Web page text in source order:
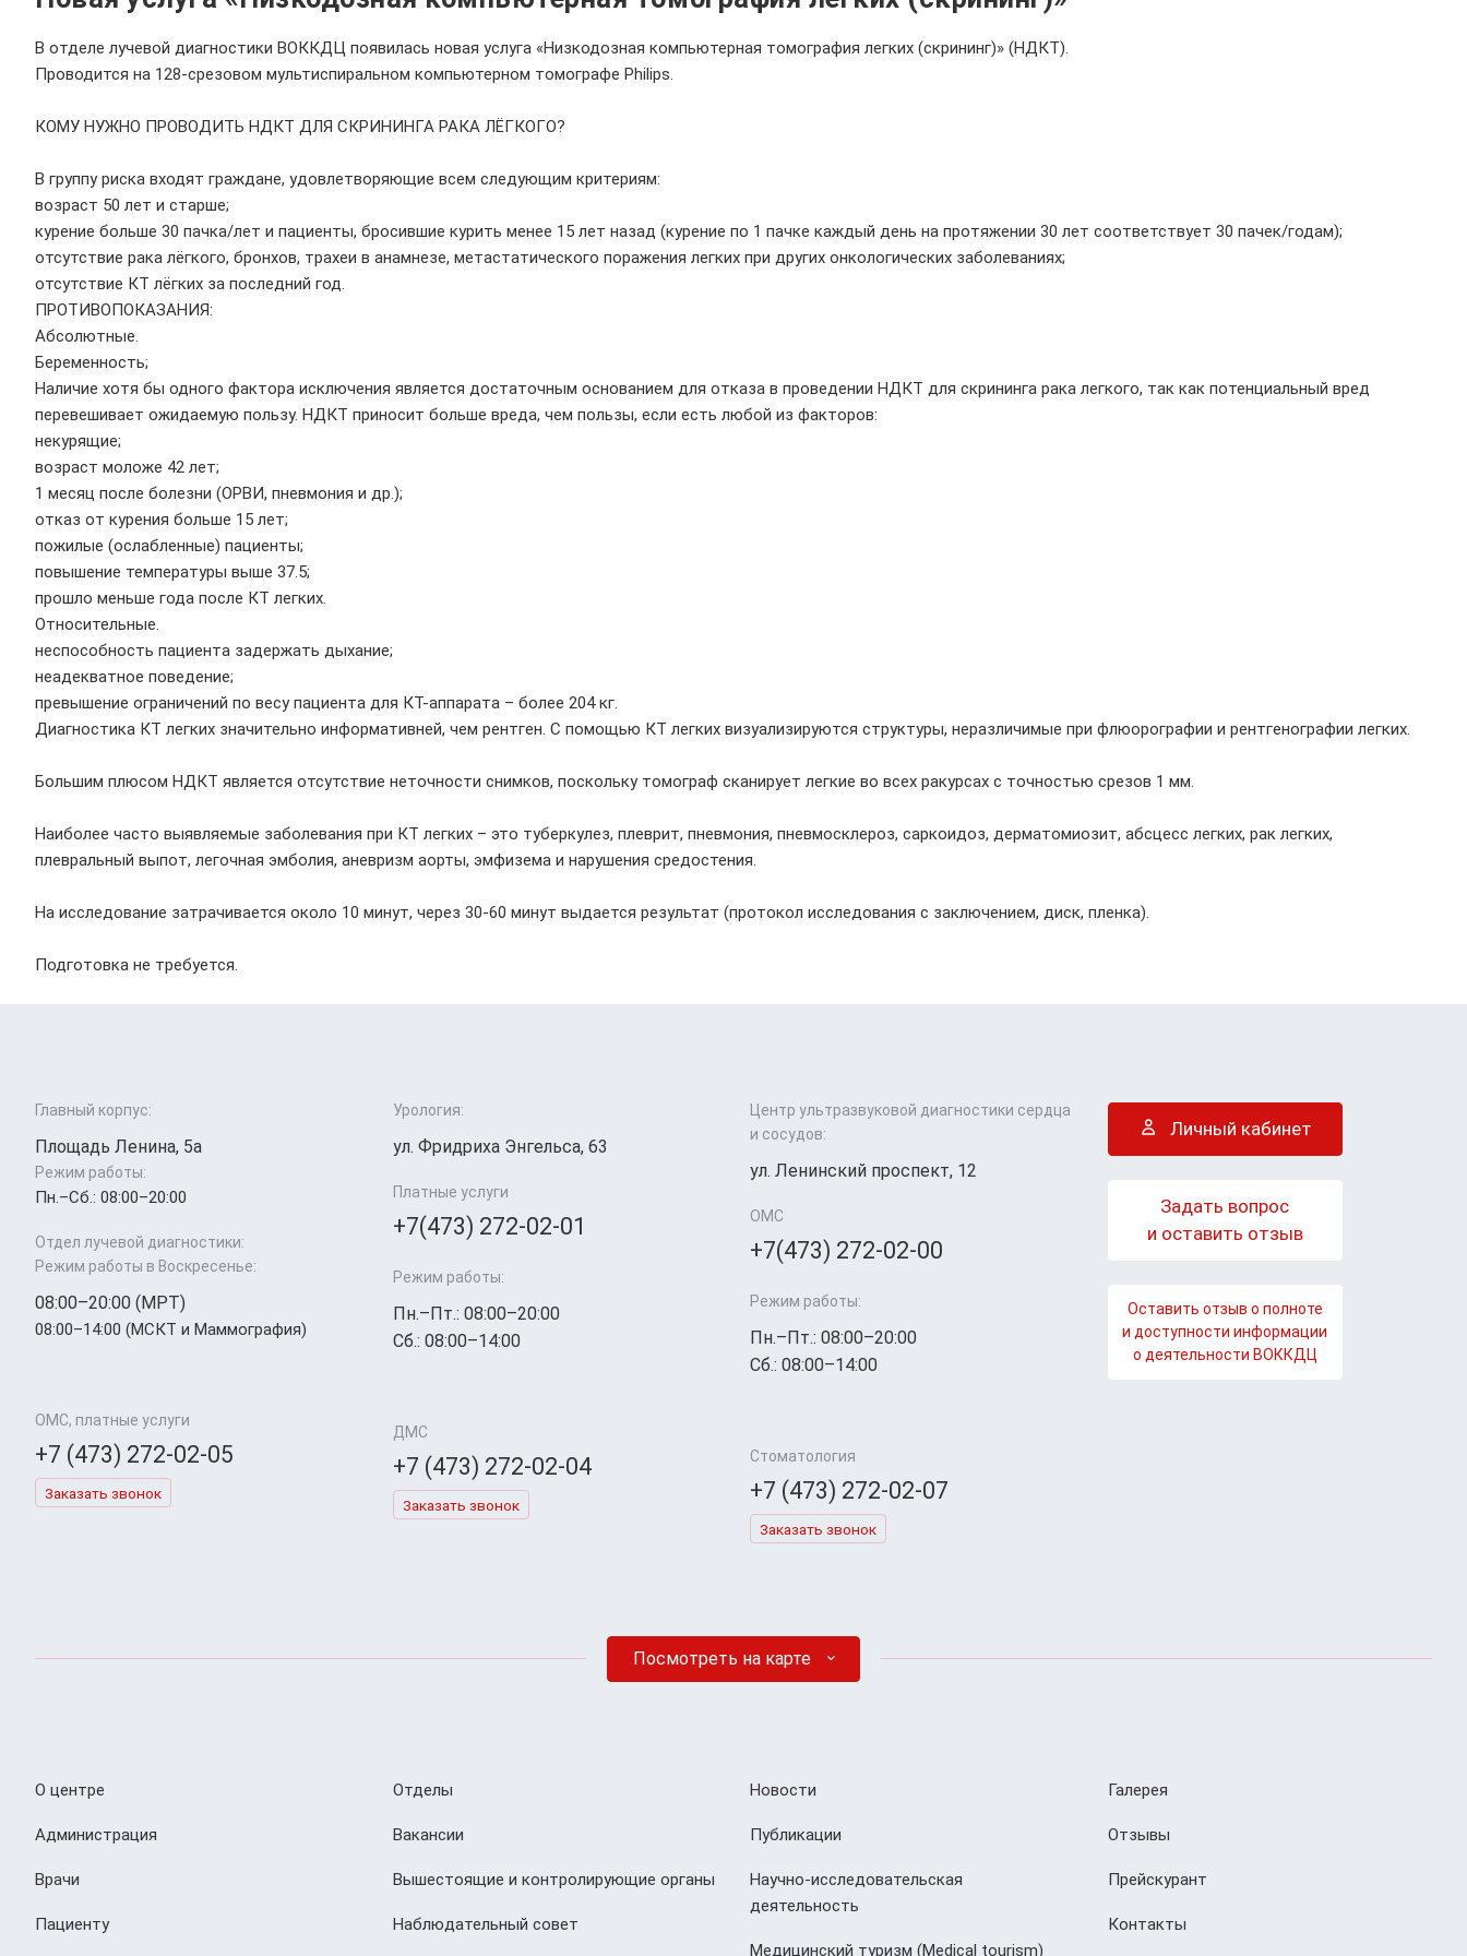
В отделе лучевой диагностики ВОККДЦ появилась новая услуга «Низкодозная компьютерная томография легких (скрининг)» (НДКТ).
Проводится на 128-срезовом мультиспиральном компьютерном томографе Philips.
КОМУ НУЖНО ПРОВОДИТЬ НДКТ ДЛЯ СКРИНИНГА РАКА ЛЁГКОГО?
В группу риска входят граждане, удовлетворяющие всем следующим критериям:
возраст 50 лет и старше;
курение больше 30 пачка/лет и пациенты, бросившие курить менее 15 лет назад (курение по 1 пачке каждый день на протяжении 30 лет соответствует 30 пачек/годам);
отсутствие рака лёгкого, бронхов, трахеи в анамнезе, метастатического поражения легких при других онкологических заболеваниях;
отсутствие КТ лёгких за последний год.
ПРОТИВОПОКАЗАНИЯ:
Абсолютные.
Беременность;
Наличие хотя бы одного фактора исключения является достаточным основанием для отказа в проведении НДКТ для скрининга рака легкого, так как потенциальный вред
перевешивает ожидаемую пользу. НДКТ приносит больше вреда, чем пользы, если есть любой из факторов:
некурящие;
возраст моложе 42 лет;
1 месяц после болезни (ОРВИ, пневмония и др.);
отказ от курения больше 15 лет;
пожилые (ослабленные) пациенты;
повышение температуры выше 37.5;
прошло меньше года после КТ легких.
Относительные.
неспособность пациента задержать дыхание;
неадекватное поведение;
превышение ограничений по весу пациента для КТ-аппарата – более 204 кг.
Диагностика КТ легких значительно информативней, чем рентген. С помощью КТ легких визуализируются структуры, неразличимые при флюорографии и рентгенографии легких.
Большим плюсом НДКТ является отсутствие неточности снимков, поскольку томограф сканирует легкие во всех ракурсах с точностью срезов 1 мм.
Наиболее часто выявляемые заболевания при КТ легких – это туберкулез, плеврит, пневмония, пневмосклероз, саркоидоз, дерматомиозит, абсцесс легких, рак легких,
плевральный выпот, легочная эмболия, аневризм аорты, эмфизема и нарушения средостения.
На исследование затрачивается около 10 минут, через 30-60 минут выдается результат (протокол исследования с заключением, диск, пленка).
Подготовка не требуется.
Главный корпус:
Площадь Ленина, 5а
Режим работы:
Пн.–Cб.: 08:00–20:00
Отдел лучевой диагностики:
Режим работы в Воскресенье:
08:00–20:00 (МРТ)
08:00–14:00 (МСКТ и Маммография)
ОМС, платные услуги
+7 (473) 272-02-05
Заказать звонок
Урология:
ул. Фридриха Энгельса, 63
Платные услуги
+7(473) 272-02-01
Режим работы:
Пн.–Пт.: 08:00–20:00
Сб.: 08:00–14:00
ДМС
+7 (473) 272-02-04
Заказать звонок
Центр ультразвуковой диагностики сердца
и сосудов:
ул. Ленинский проспект, 12
ОМС
+7(473) 272-02-00
Режим работы:
Пн.–Пт.: 08:00–20:00
Сб.: 08:00–14:00
Стоматология
+7 (473) 272-02-07
Заказать звонок
Личный кабинет
Задать вопрос
и оставить отзыв
Оставить отзыв о полноте
и доступности информации
о деятельности ВОККДЦ
Посмотреть на карте
О центре
Администрация
Врачи
Пациенту
Отделы
Вакансии
Вышестоящие и контролирующие органы
Наблюдательный совет
Новости
Публикации
Научно-исследовательская
деятельность
Медицинский туризм (Мedical tourism)
Галерея
Отзывы
Прейскурант
Контакты